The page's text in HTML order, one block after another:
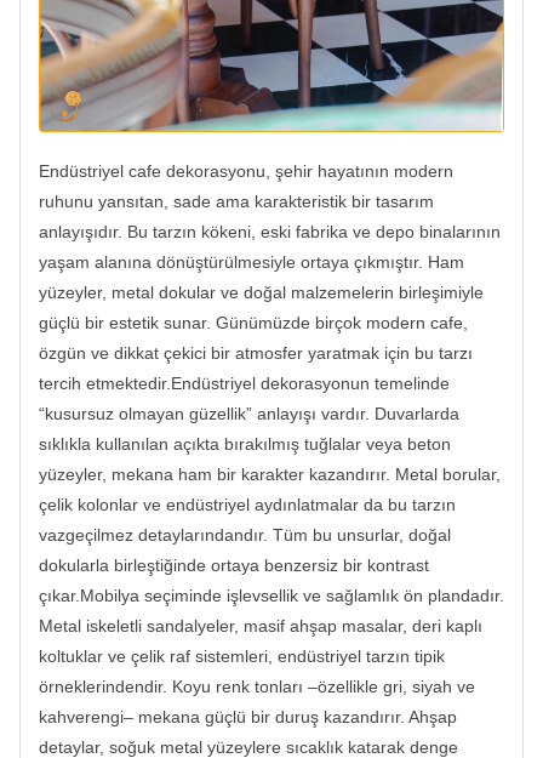
Endüstriyel cafe dekorasyonu, şehir hayatının modern
ruhunu yansıtan, sade ama karakteristik bir tasarım
anlayışıdır. Bu tarzın kökeni, eski fabrika ve depo binalarının
yaşam alanına dönüştürülmesiyle ortaya çıkmıştır. Ham
yüzeyler, metal dokular ve doğal malzemelerin birleşimiyle
güçlü bir estetik sunar. Günümüzde birçok modern cafe,
özgün ve dikkat çekici bir atmosfer yaratmak için bu tarzı
tercih etmektedir.Endüstriyel dekorasyonun temelinde
“kusursuz olmayan güzellik” anlayışı vardır. Duvarlarda
sıklıkla kullanılan açıkta bırakılmış tuğlalar veya beton
yüzeyler, mekana ham bir karakter kazandırır. Metal borular,
çelik kolonlar ve endüstriyel aydınlatmalar da bu tarzın
vazgeçilmez detaylarındandır. Tüm bu unsurlar, doğal
dokularla birleştiğinde ortaya benzersiz bir kontrast
çıkar.Mobilya seçiminde işlevsellik ve sağlamlık ön plandadır.
Metal iskeletli sandalyeler, masif ahşap masalar, deri kaplı
koltuklar ve çelik raf sistemleri, endüstriyel tarzın tipik
örneklerindendir. Koyu renk tonları –özellikle gri, siyah ve
kahverengi– mekana güçlü bir duruş kazandırır. Ahşap
detaylar, soğuk metal yüzeylere sıcaklık katarak denge